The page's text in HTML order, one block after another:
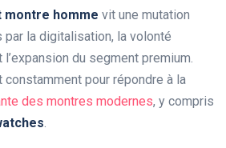
homme vit une mutation
la digitalisation, la volonté
du segment premium.
pour répondre à la
des montres modernes, y compris